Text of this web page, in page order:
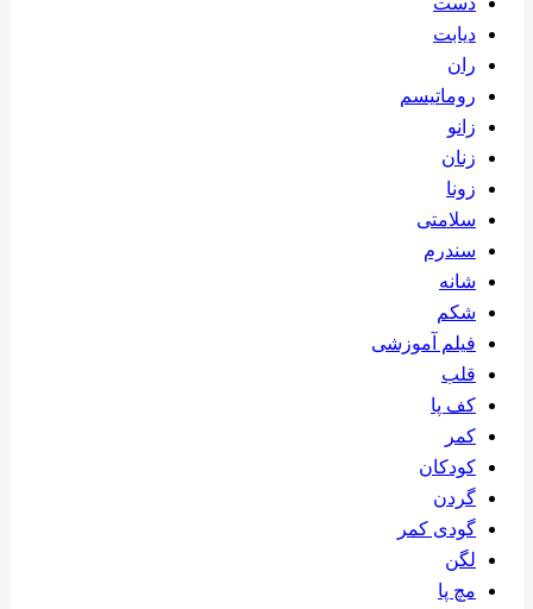
دیابت
ران
روماتیسم
زانو
زنان
زونا
سلامتی
سندرم
شانه
شکم
فیلم آموزشی
قلب
کف پا
کمر
کودکان
گردن
گودی کمر
لگن
مچ پا